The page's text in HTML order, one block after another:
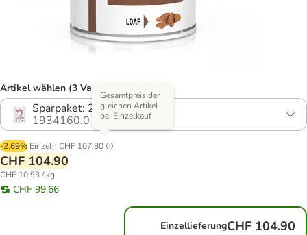
Artikel wählen (3 Varianten)
Sparpaket: 24 x 400 g
1934160.0
-2.69% Einzeln CHF 107.80
Gesamtpreis der
gleichen Artikel
bei Einzelkauf
CHF 104.90
CHF 10.93 / kg
CHF 99.66
EinzellieferungCHF 104.90